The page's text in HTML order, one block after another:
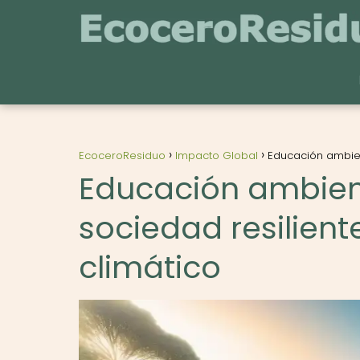
EcoceroResiduo Impacto Global Educación
Educación
sociedad
climático